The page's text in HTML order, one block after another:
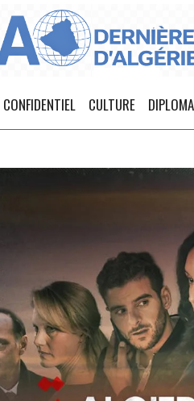
CONFIDENTIEL CULTURE